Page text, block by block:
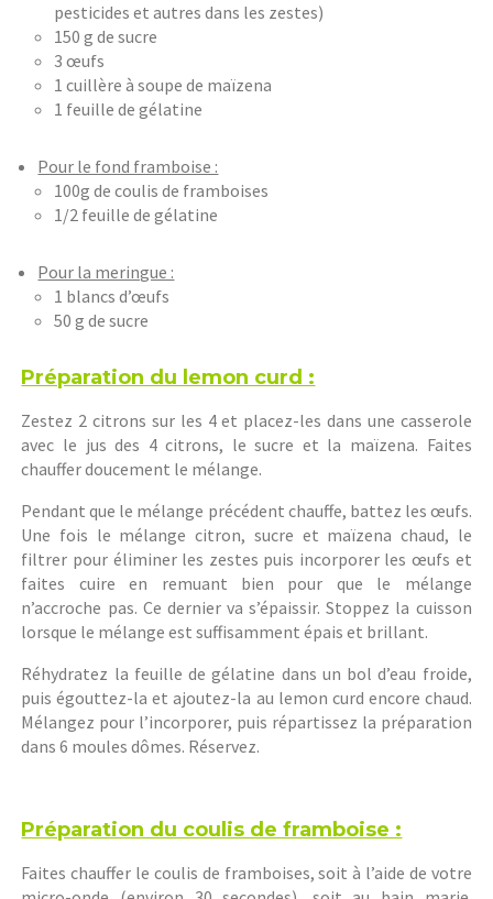
pesticides et autres dans les zestes)
150 g de sucre
3 œufs
1 cuillère à soupe de maïzena
1 feuille de gélatine
Pour le fond framboise :
100g de coulis de framboises
1/2 feuille de gélatine
Pour la meringue :
1 blancs d’œufs
50 g de sucre
Préparation du lemon curd :
Zestez 2 citrons sur les 4 et placez-les dans une casserole
avec le jus des 4 citrons, le sucre et la maïzena. Faites
chauffer doucement le mélange.
Pendant que le mélange précédent chauffe, battez les œufs.
Une fois le mélange citron, sucre et maïzena chaud, le
filtrer pour éliminer les zestes puis incorporer les œufs et
faites cuire en remuant bien pour que le mélange
n’accroche pas. Ce dernier va s’épaissir. Stoppez la cuisson
lorsque le mélange est suffisamment épais et brillant.
Réhydratez la feuille de gélatine dans un bol d’eau froide,
puis égouttez-la et ajoutez-la au lemon curd encore chaud.
Mélangez pour l’incorporer, puis répartissez la préparation
dans 6 moules dômes. Réservez.
Préparation du coulis de framboise :
Faites chauffer le coulis de framboises, soit à l’aide de votre